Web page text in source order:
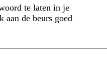
te laten in je
aan de beurs goed